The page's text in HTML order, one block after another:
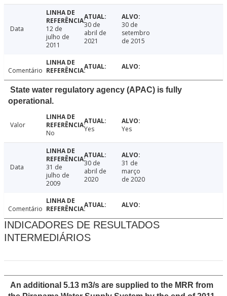
Data
12 de
julho de
2011
30 de
abril de
2021
30 de
setembro
de 2015
Comentário
State water regulatory agency (APAC) is fully
operational.
Valor
No
Yes Yes
Data
31 de
julho de
2009
30 de
abril de
2020
31 de
março
de 2020
Comentário
INDICADORES DE RESULTADOS
INTERMEDIÁRIOS
An additional 5.13 m3/s are supplied to the MRR from